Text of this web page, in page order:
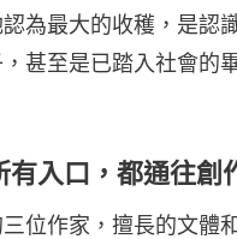
為最大的收穫，是認
甚至是已踏入社會的
有入口，都通往創
位作家，擅長的文體